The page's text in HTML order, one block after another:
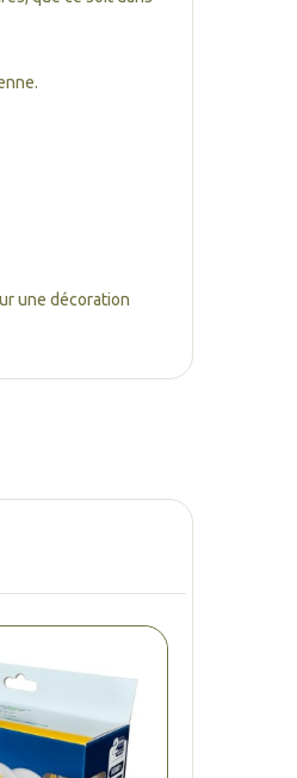
une décoration